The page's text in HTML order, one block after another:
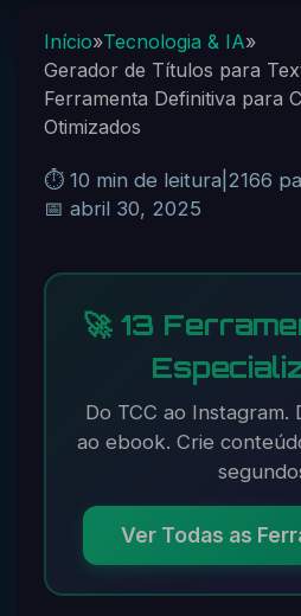
Início»Tecnologia & IA»
Gerador de Títulos para
Ferramenta Definitiva para
Otimizados
⏱️ 10 min de leitura 2166
📅 abril 30, 2025
🚀 13
Do TCC ao Instagram.
ao ebook. Crie
Ver Todas as